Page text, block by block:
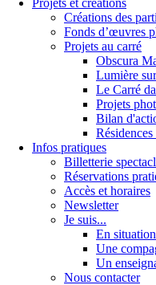
Projets et créations
Créations des
Fonds d’œuvres
Projets au carré
Obscura
Lumière
Le Carré
Projets
Bilan
Résidences
Infos pratiques
Billetterie
Réservations
Accès et horaires
Newsletter
Je suis...
En
Une
Un
Nous contacter